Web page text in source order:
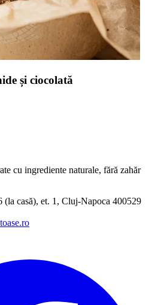
și ciocolată
cu ingrediente naturale, fără zahăr
(la casă), et. 1, Cluj-Napoca 400529